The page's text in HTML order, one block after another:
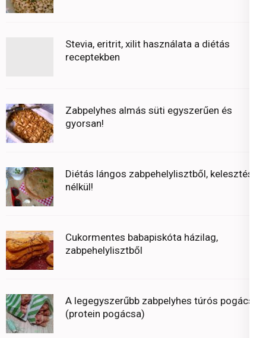
Stevia, eritrit, xilit használata a diétás
receptekben
Zabpelyhes almás süti egyszerűen és
gyorsan!
Diétás lángos zabpehelylisztből, kelesztés
nélkül!
Cukormentes babapiskóta házilag,
zabpehelylisztből
A legegyszerűbb zabpelyhes túrós pogácsa
(protein pogácsa)